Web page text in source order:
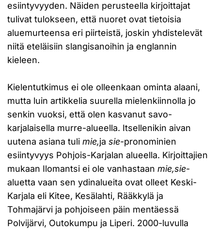
esiintyvyyden. Näiden perusteella kirjoittajat
tulivat tulokseen, että nuoret ovat tietoisia
aluemurteensa eri piirteistä, joskin yhdistelevät
niitä eteläisiin slangisanoihin ja englannin
kieleen.
Kielentutkimus ei ole olleenkaan ominta alaani,
mutta luin artikkelia suurella mielenkiinnolla jo
senkin vuoksi, että olen kasvanut savo-
karjalaisella murre-alueella. Itsellenikin aivan
uutena asiana tuli mie,ja sie-pronominien
esiintyvyys Pohjois-Karjalan alueella. Kirjoittajien
mukaan Ilomantsi ei ole vanhastaan mie,sie-
aluetta vaan sen ydinalueita ovat olleet Keski-
Karjala eli Kitee, Kesälahti, Rääkkylä ja
Tohmajärvi ja pohjoiseen päin mentäessä
Polvijärvi, Outokumpu ja Liperi. 2000-luvulla